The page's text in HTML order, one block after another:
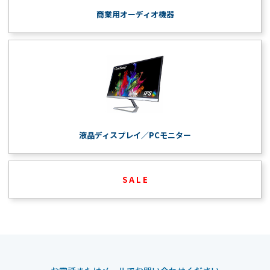
商業用オーディオ機器
液晶ディスプレイ／PCモニター
S A L E